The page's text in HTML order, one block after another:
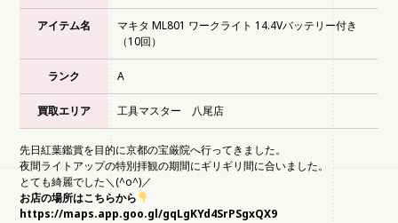
アイテム名
マキタ ML801 ワークライト 14.4Vバッテリー付き
（10回）
ランク A
買取エリア 工具マスター 八尾店
先日紅葉鑑賞を目的に京都の宝厳院へ行ってきました。
夜間ライトアップの特別拝観の期間にギリギリ間に合いました。
とても綺麗でした＼(^o^)／
お店の場所はこちらから
https://maps.app.goo.gl/gqLgKYd4SrPSgxQX9